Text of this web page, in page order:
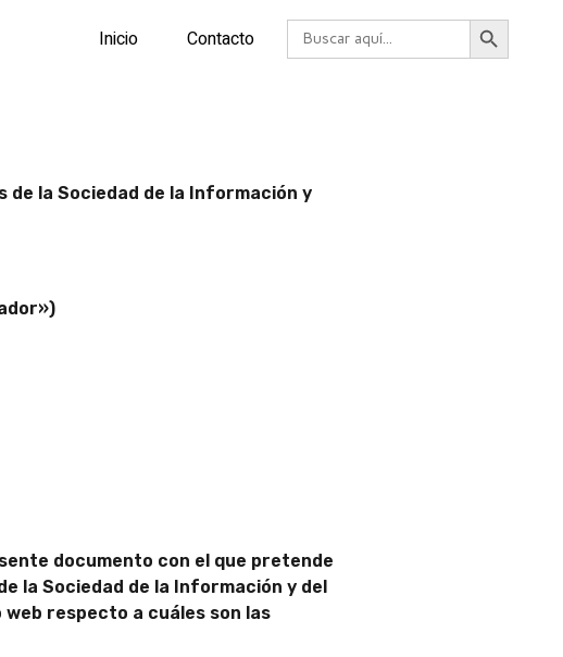
Buscar: Botón de búsqueda
Inicio Contacto
de la Sociedad de la Información y
documento con el que pretende
la Sociedad de la Información y del
respecto a cuáles son las